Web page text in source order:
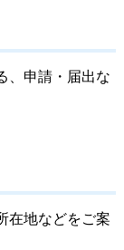
、申請・届出な
在地などをご案